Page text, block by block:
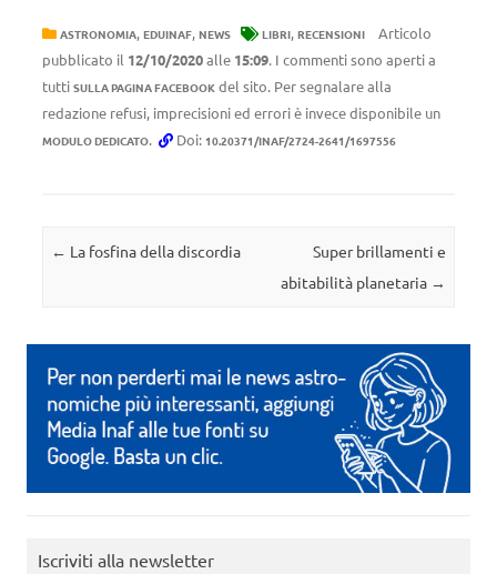
ASTRONOMIA, EDUINAF, NEWS LIBRI, RECENSIONI
Articolo
pubblicato il 12/10/2020alle 15:09. I commenti sono aperti a
tutti SULLA PAGINA FACEBOOK del sito. Per segnalare alla
redazione refusi, imprecisioni ed errori è invece disponibile un
MODULO DEDICATO. Doi: 10.20371/INAF/2724-2641/1697556
Navigazione articolo
← La fosfina della discordia
Super brillamenti e
abitabilità planetaria →
Iscriviti alla newsletter